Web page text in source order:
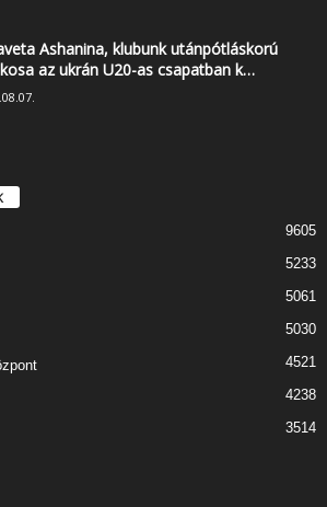
Ashanina, klubunk utánpótláskorú
az ukrán U20-as csapatban k…
9605
5233
5061
5030
4521
4238
3514